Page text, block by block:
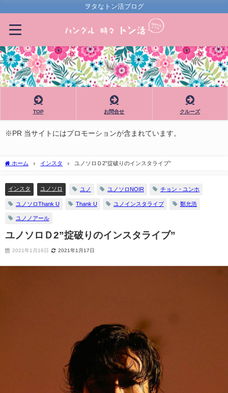
ヲタなトン活ブログ
TOP お問合せ クルーズ
※PR 当サイトにはプロモーションが含まれています。
ホーム インスタ ユノソロＤ2”掟破りのインスタライブ”
インスタ ユノソロ ユノ ユノソロNOIR チョン・ユンホ
ユノソロThank U Thank U ユノインスタライブ 鄭允浩
ユノノアール
ユノソロＤ2”掟破りのインスタライブ”
2021年1月16日 2021年1月17日